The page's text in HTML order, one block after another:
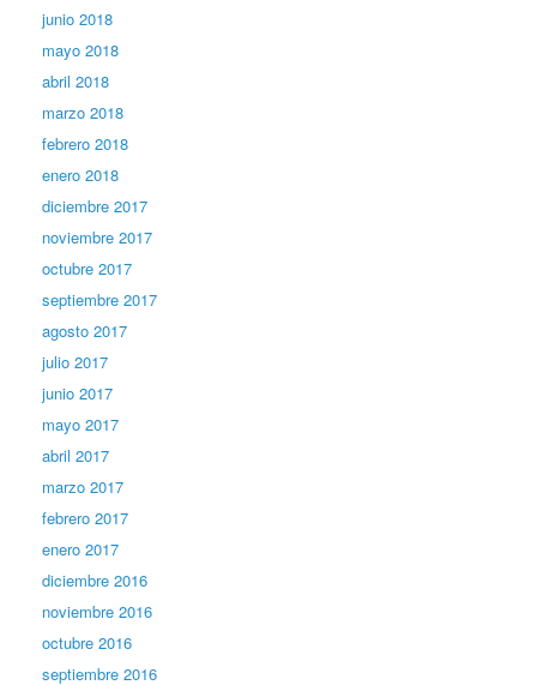
junio 2018
mayo 2018
abril 2018
marzo 2018
febrero 2018
enero 2018
diciembre 2017
noviembre 2017
octubre 2017
septiembre 2017
agosto 2017
julio 2017
junio 2017
mayo 2017
abril 2017
marzo 2017
febrero 2017
enero 2017
diciembre 2016
noviembre 2016
octubre 2016
septiembre 2016